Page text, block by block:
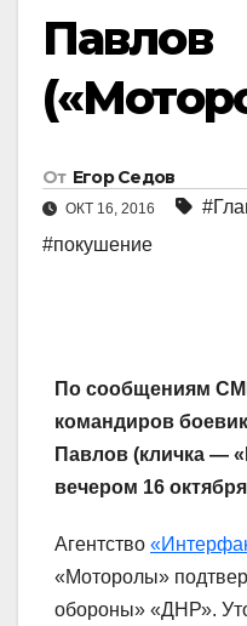
Павлов
От Егор Седов
ОКТ 16, 2016
#покушение
По сообщениям
командиров
Павлов (кличка —
вечером 16
Агентство
«Моторолы»
обороны» «ДНР».